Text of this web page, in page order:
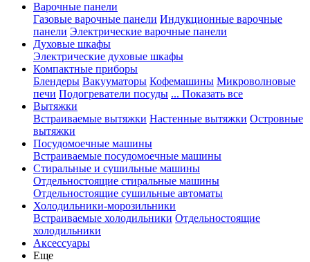
Варочные панели
Газовые варочные панели Индукционные варочные
панели Электрические варочные панели
Духовые шкафы
Электрические духовые шкафы
Компактные приборы
Блендеры Вакууматоры Кофемашины Микроволновые
печи Подогреватели посуды ... Показать все
Вытяжки
Встраиваемые вытяжки Настенные вытяжки Островные
вытяжки
Посудомоечные машины
Встраиваемые посудомоечные машины
Стиральные и сушильные машины
Отдельностоящие стиральные машины
Отдельностоящие сушильные автоматы
Холодильники-морозильники
Встраиваемые холодильники Отдельностоящие
холодильники
Аксессуары
Еще